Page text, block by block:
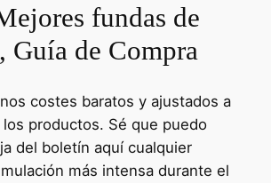
fundas de
Guía de Compra
costes baratos y ajustados a
los productos. Sé que puedo
del boletín aquí cualquier
más intensa durante el